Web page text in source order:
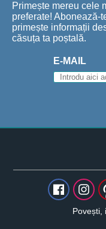
Primește mereu cele
preferate! Abonează-
primește informații
căsuța ta poștală.
E-MAIL
Povești,